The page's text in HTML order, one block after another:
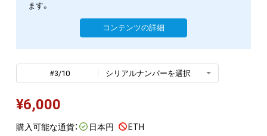
ます。
コンテンツの詳細
#3/10 シリアルナンバーを選択
¥6,000
購入可能な通貨： 日本円
ETH